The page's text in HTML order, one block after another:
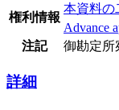
権利情報
本資料の
Advance
注記
御勘定所
詳細